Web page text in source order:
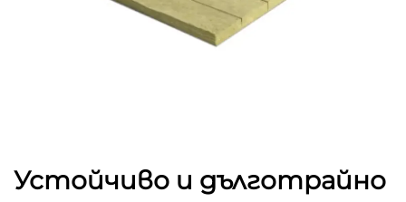
Устойчиво и дълготрайно